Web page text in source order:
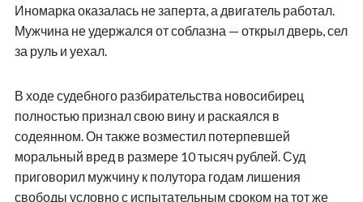
Иномарка оказалась не заперта, а двигатель работал.
Мужчина не удержался от соблазна — открыл дверь, сел
за руль и уехал.
В ходе судебного разбирательства новосибирец
полностью признал свою вину и раскаялся в
содеянном. Он также возместил потерпевшей
моральный вред в размере 10 тысяч рублей. Суд
приговорил мужчину к полутора годам лишения
свободы условно с испытательным сроком на тот же